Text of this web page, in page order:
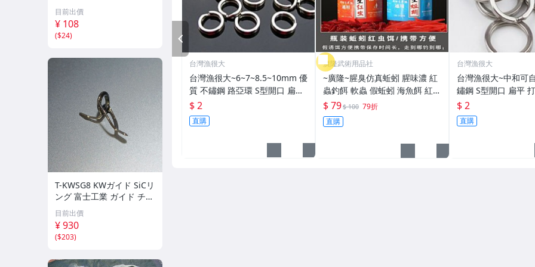
台灣漁很大
台灣漁很大~6~7~8.5~10mm 優
質 不鏽鋼 路亞環 S型開口 扁平
$ 2
直購
廣隆武術用品社
~廣隆~腥臭仿真蚯蚓 腥味濃 紅
蟲釣餌 軟蟲 假蚯蚓 海魚餌 紅蟲
路亞餌 假餌 誘餌 仿生餌 擬餌
路亞軟餌
$ 79$ 100 79折
直購
台灣漁很大
台灣漁很大~中和可
鏽鋼 S型開口 扁平 打
亞 路亞 雙環 路亞環 雙圈 強力
路亞環
$ 2
直購
PREV
ブラック
目前出價
¥ 108
($24)
T-KWSG8 KWガイド SiCリ
ング 富士工業 ガイド チタ
ンフレーム
目前出價
¥ 930
($203)